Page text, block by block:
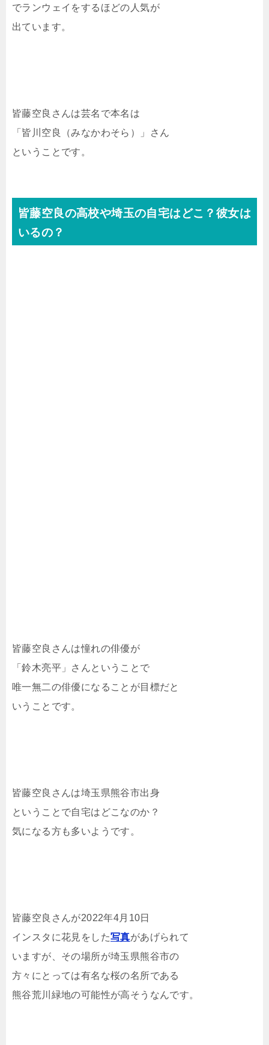
でランウェイをするほどの人気が
出ています。
皆藤空良さんは芸名で本名は
「皆川空良（みなかわそら）」さん
ということです。
皆藤空良の高校や埼玉の自宅はどこ？彼女は
いるの？
皆藤空良さんは憧れの俳優が
「鈴木亮平」さんということで
唯一無二の俳優になることが目標だと
いうことです。
皆藤空良さんは埼玉県熊谷市出身
ということで自宅はどこなのか？
気になる方も多いようです。
皆藤空良さんが2022年4月10日
インスタに花見をした写真があげられて
いますが、その場所が埼玉県熊谷市の
方々にとっては有名な桜の名所である
熊谷荒川緑地の可能性が高そうなんです。